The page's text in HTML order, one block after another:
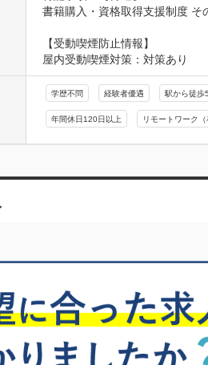
書籍購入・資格取得支援制度 そ
【受動喫煙防止情報】
屋内受動喫煙対策：対策あり
学歴不問 経験者優遇 駅から徒歩
年間休日120日以上 リモートワーク